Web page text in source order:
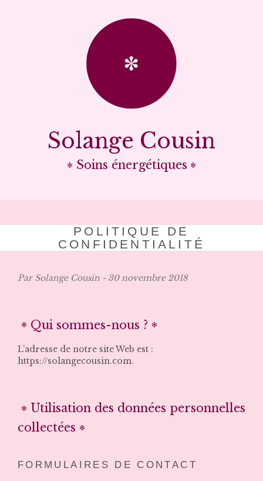
Solange Cousin
Soins énergétiques
POLITIQUE DE
CONFIDENTIALITÉ
Par Solange Cousin 30 novembre 2018
Qui sommes-nous ?
L’adresse de notre site Web est :
https://solangecousin.com.
Utilisation des données personnelles
collectées
FORMULAIRES DE CONTACT